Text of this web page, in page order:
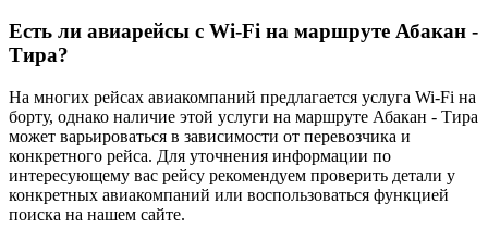
Есть ли авиарейсы с Wi-Fi на маршруте Абакан -
Тира?
На многих рейсах авиакомпаний предлагается услуга Wi-Fi на
борту, однако наличие этой услуги на маршруте Абакан - Тира
может варьироваться в зависимости от перевозчика и
конкретного рейса. Для уточнения информации по
интересующему вас рейсу рекомендуем проверить детали у
конкретных авиакомпаний или воспользоваться функцией
поиска на нашем сайте.